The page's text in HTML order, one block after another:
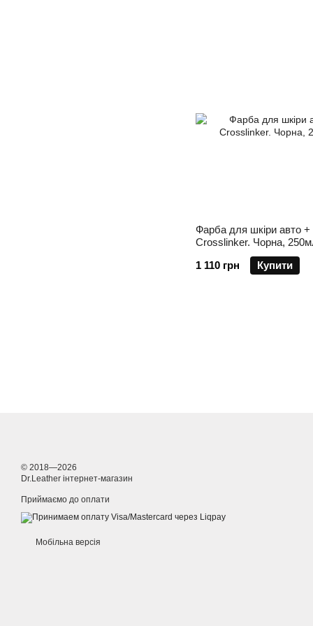
Фарба для шкіри авто +
Crosslinker. Чорна,
1 110 грн
Купити
© 2018—2026
Dr.Leather інтернет-магазин
Приймаємо до оплати
Мобільна версія